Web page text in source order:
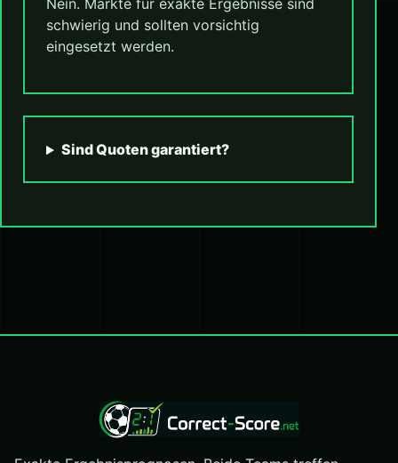
Nein. Märkte für exakte Ergebnisse sind
schwierig und sollten vorsichtig
eingesetzt werden.
Sind Quoten garantiert?